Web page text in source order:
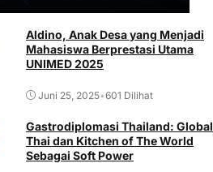
Aldino, Anak Desa yang Menjadi
Mahasiswa Berprestasi Utama
UNIMED 2025
Juni 25, 2025•601 Dilihat
Gastrodiplomasi Thailand: Global
Thai dan Kitchen of The World
Sebagai Soft Power